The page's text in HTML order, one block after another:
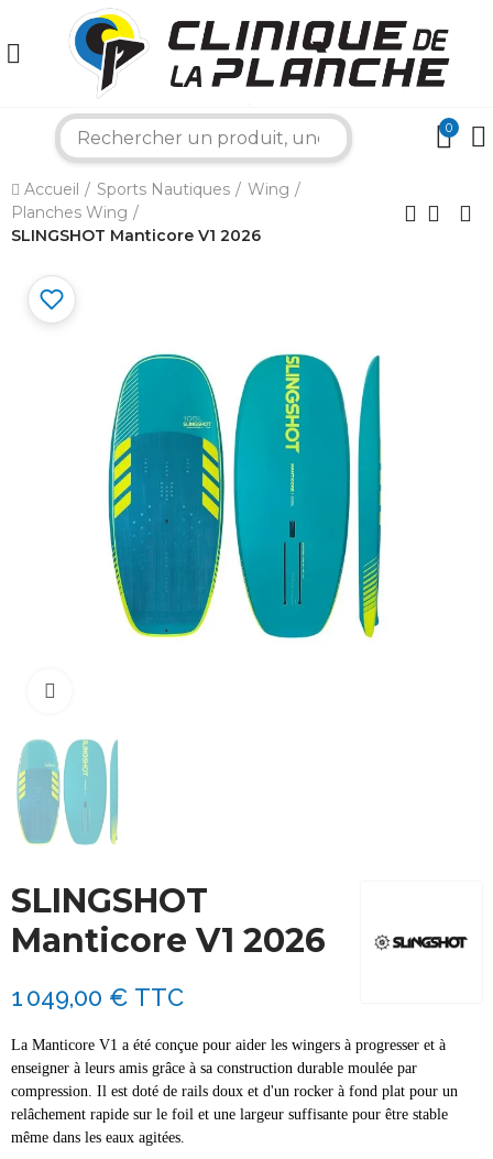
0
Accueil Sports Nautiques
Wing
Planches Wing
SLINGSHOT Manticore V1 2026
SLINGSHOT
Manticore V1 2026
1 049,00 € TTC
La Manticore V1 a été conçue pour aider les wingers à progresser et à
enseigner à leurs amis grâce à sa construction durable moulée par
compression. Il est doté de rails doux et d'un rocker à fond plat pour un
relâchement rapide sur le foil et une largeur suffisante pour être stable
même dans les eaux agitées.
×
Bonjour ! Je suis votre expert nautique.
Comment puis-je vous aider aujourd'hui ?